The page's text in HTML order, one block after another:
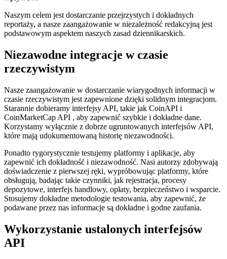
Naszym celem jest dostarczanie przejrzystych i dokładnych
reportaży, a nasze zaangażowanie w niezależność redakcyjną jest
podstawowym aspektem naszych zasad dziennikarskich.
Niezawodne integracje w czasie
rzeczywistym
Nasze zaangażowanie w dostarczanie wiarygodnych informacji w
czasie rzeczywistym jest zapewnione dzięki solidnym integracjom.
Starannie dobieramy interfejsy API, takie jak CoinAPI i
CoinMarketCap API , aby zapewnić szybkie i dokładne dane.
Korzystamy wyłącznie z dobrze ugruntowanych interfejsów API,
które mają udokumentowaną historię niezawodności.
Ponadto rygorystycznie testujemy platformy i aplikacje, aby
zapewnić ich dokładność i niezawodność. Nasi autorzy zdobywają
doświadczenie z pierwszej ręki, wypróbowując platformy, które
obsługują, badając takie czynniki, jak rejestracja, procesy
depozytowe, interfejs handlowy, opłaty, bezpieczeństwo i wsparcie.
Stosujemy dokładne metodologie testowania, aby zapewnić, że
podawane przez nas informacje są dokładne i godne zaufania.
Wykorzystanie ustalonych interfejsów
API